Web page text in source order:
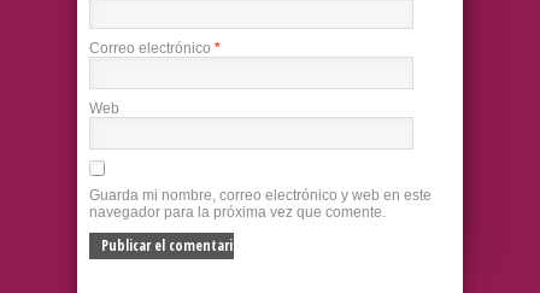
Correo electrónico *
Web
Guarda mi nombre, correo electrónico y web en este
navegador para la próxima vez que comente.